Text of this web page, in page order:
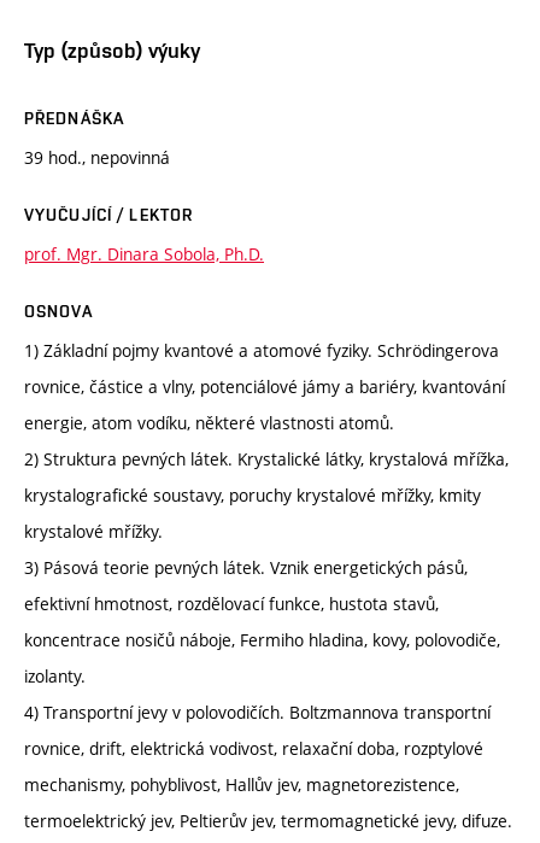
Typ (způsob) výuky
PŘEDNÁŠKA
39 hod., nepovinná
VYUČUJÍCÍ / LEKTOR
prof. Mgr. Dinara Sobola, Ph.D.
OSNOVA
1) Základní pojmy kvantové a atomové fyziky. Schrödingerova
rovnice, částice a vlny, potenciálové jámy a bariéry, kvantování
energie, atom vodíku, některé vlastnosti atomů.
2) Struktura pevných látek. Krystalické látky, krystalová mřížka,
krystalografické soustavy, poruchy krystalové mřížky, kmity
krystalové mřížky.
3) Pásová teorie pevných látek. Vznik energetických pásů,
efektivní hmotnost, rozdělovací funkce, hustota stavů,
koncentrace nosičů náboje, Fermiho hladina, kovy, polovodiče,
izolanty.
4) Transportní jevy v polovodičích. Boltzmannova transportní
rovnice, drift, elektrická vodivost, relaxační doba, rozptylové
mechanismy, pohyblivost, Hallův jev, magnetorezistence,
termoelektrický jev, Peltierův jev, termomagnetické jevy, difuze.